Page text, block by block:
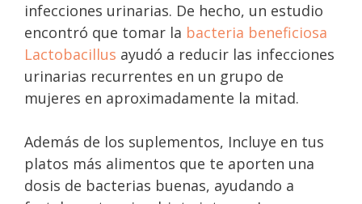
infecciones urinarias. De hecho, un estudio
encontró que tomar la bacteria beneficiosa
Lactobacillus ayudó a reducir las infecciones
urinarias recurrentes en un grupo de
mujeres en aproximadamente la mitad.
Además de los suplementos, Incluye en tus
platos más alimentos que te aporten una
dosis de bacterias buenas, ayudando a